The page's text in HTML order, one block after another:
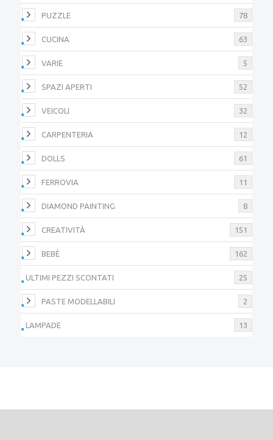
PUZZLE 78
CUCINA 63
VARIE 5
SPAZI APERTI 52
VEICOLI 32
CARPENTERIA 12
DOLLS 61
FERROVIA 11
DIAMOND PAINTING 8
CREATIVITÀ 151
BEBÈ 162
ULTIMI PEZZI SCONTATI 25
PASTE MODELLABILI 2
LAMPADE 13